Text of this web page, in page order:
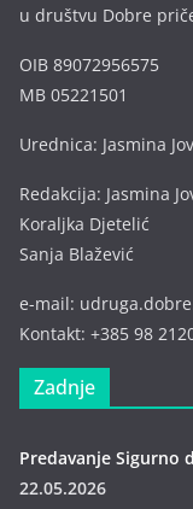
u društvu Dobre
OIB 89072956575
MB 05221501
Urednica: Jasmina
Redakcija: Jasmina
Koraljka Djetelić
Sanja Blažević
e-mail:
Kontakt: +385 98
Zadnje
Predavanje Sigurno
22.05.2026